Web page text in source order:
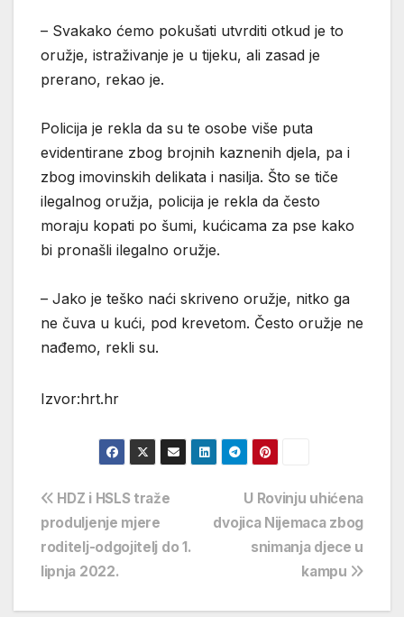
– Svakako ćemo pokušati utvrditi otkud je to
oružje, istraživanje je u tijeku, ali zasad je
prerano, rekao je.
Policija je rekla da su te osobe više puta
evidentirane zbog brojnih kaznenih djela, pa i
zbog imovinskih delikata i nasilja. Što se tiče
ilegalnog oružja, policija je rekla da često
moraju kopati po šumi, kućicama za pse kako
bi pronašli ilegalno oružje.
– Jako je teško naći skriveno oružje, nitko ga
ne čuva u kući, pod krevetom. Često oružje ne
nađemo, rekli su.
Izvor:hrt.hr
Navigacija
objava
U Rovinju uhićena
dvojica Nijemaca zbog
snimanja djece u
kampu
HDZ i HSLS traže
produljenje mjere
roditelj-odgojitelj do 1.
lipnja 2022.